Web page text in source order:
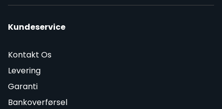
Kundeservice
Kontakt Os
Levering
Garanti
Bankoverførsel